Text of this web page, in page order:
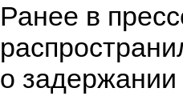
Ранее в
о